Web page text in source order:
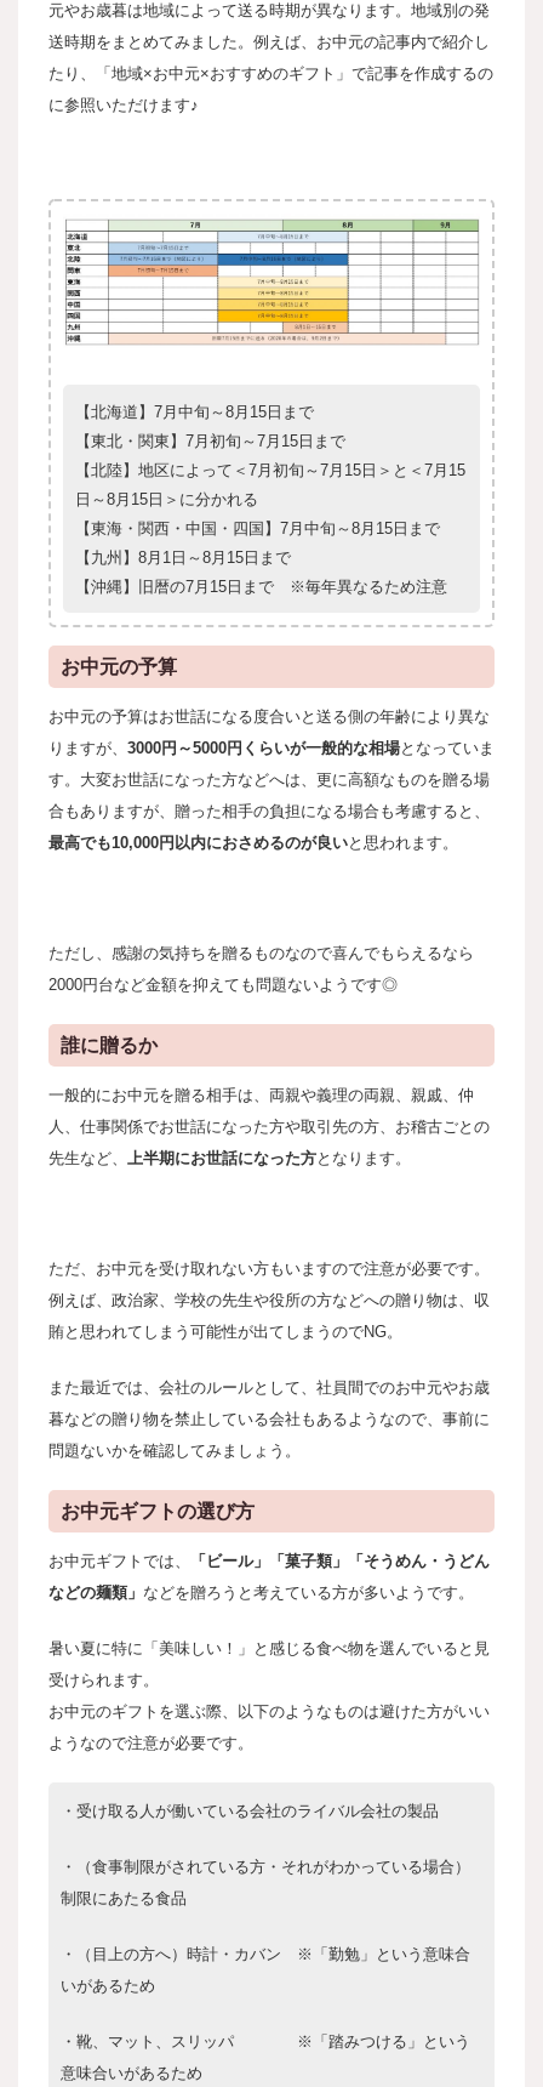
元やお歳暮は地域によって送る時期が異なります。地域別の発
送時期をまとめてみました。例えば、お中元の記事内で紹介し
たり、「地域×お中元×おすすめのギフト」で記事を作成するの
に参照いただけます♪
【北海道】7月中旬～8月15日まで
【東北・関東】7月初旬～7月15日まで
【北陸】地区によって＜7月初旬～7月15日＞と＜7月15
日～8月15日＞に分かれる
【東海・関西・中国・四国】7月中旬～8月15日まで
【九州】8月1日～8月15日まで
【沖縄】旧暦の7月15日まで ※毎年異なるため注意
お中元の予算
お中元の予算はお世話になる度合いと送る側の年齢により異な
りますが、 3000円～5000円くらいが一般的な相場となっていま
す。 大変お世話になった方などへは、更に高額なものを贈る場
合もありますが、贈った相手の負担になる場合も考慮すると、
最高でも10,000円以内におさめるのが良いと思われます。
ただし、感謝の気持ちを贈るものなので喜んでもらえるなら
2000円台など金額を抑えても問題ないようです◎
誰に贈るか
一般的にお中元を贈る相手は、両親や義理の両親、親戚、仲
人、仕事関係でお世話になった方や取引先の方、お稽古ごとの
先生など、
上半期にお世話になった方となります。
ただ、お中元を受け取れない方もいますので注意が必要です。
例えば、政治家、学校の先生や役所の方などへの贈り物は、収
賄と思われてしまう可能性が出てしまうのでNG。
また最近では、会社のルールとして、社員間でのお中元やお歳
暮などの贈り物を禁止している会社もあるようなので、 事前に
問題ないかを確認してみましょう。
お中元ギフトの選び方
お中元ギフトでは、
「ビール」「菓子類」「そうめん・うどん
などの麺類」 などを贈ろうと考えている方が多いようです。
暑い夏に特に「美味しい！」と感じる食べ物を選んでいると見
受けられます。
お中元のギフトを選ぶ際、以下のようなものは避けた方がいい
ようなので注意が必要です。
・受け取る人が働いている会社のライバル会社の製品
・（食事制限がされている方・それがわかっている場合）
制限にあたる食品
・（目上の方へ）時計・カバン ※「勤勉」という意味合
いがあるため
・靴、マット、スリッパ ※「踏みつける」という
意味合いがあるため